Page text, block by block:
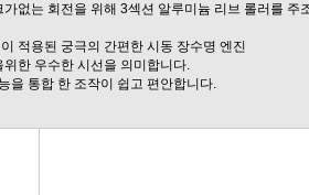
없는 회전을 위해 3섹션 알루미늄 리브 롤러를 주
적용된 궁극의 간편한 시동 장수명 엔진
한 우수한 시선을 의미합니다.
을 통합 한 조작이 쉽고 편안합니다.